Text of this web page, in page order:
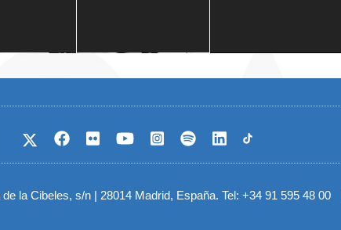
de la Cibeles, s/n | 28014 Madrid, España. Tel: +34 91 595 48 00